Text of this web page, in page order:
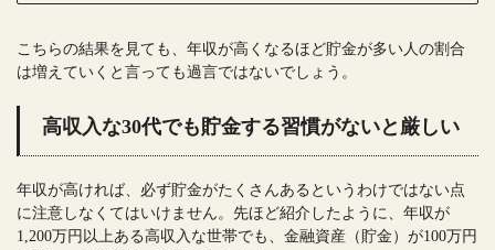
こちらの結果を見ても、年収が高くなるほど貯金が多い人の割合
は増えていくと言っても過言ではないでしょう。
高収入な30代でも貯金する習慣がないと厳しい
年収が高ければ、必ず貯金がたくさんあるというわけではない点
に注意しなくてはいけません。先ほど紹介したように、年収が
1,200万円以上ある高収入な世帯でも、金融資産（貯金）が100万円